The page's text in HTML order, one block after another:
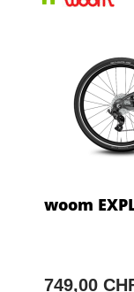
woom
749,00